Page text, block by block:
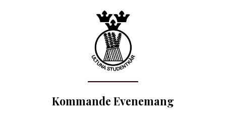
Kommande Evenemang